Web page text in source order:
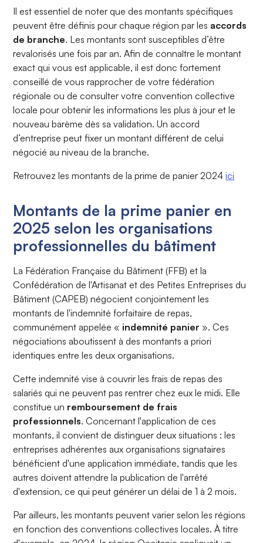
Il est essentiel de noter que des montants spécifiques
peuvent être définis pour chaque région par les accords
de branche. Les montants sont susceptibles d’être
revalorisés une fois par an. Afin de connaître le montant
exact qui vous est applicable, il est donc fortement
conseillé de vous rapprocher de votre fédération
régionale ou de consulter votre convention collective
locale pour obtenir les informations les plus à jour et le
nouveau barème dès sa validation. Un accord
d’entreprise peut fixer un montant différent de celui
négocié au niveau de la branche.
Retrouvez les montants de la prime de panier 2024ici
Montants de la prime panier en
2025 selon les organisations
professionnelles du bâtiment
La Fédération Française du Bâtiment (FFB) et la
Confédération de l'Artisanat et des Petites Entreprises du
Bâtiment (CAPEB) négocient conjointement les
montants de l'indemnité forfaitaire de repas,
communément appelée « indemnité panier ». Ces
négociations aboutissent à des montants a priori
identiques entre les deux organisations.
Cette indemnité vise à couvrir les frais de repas des
salariés qui ne peuvent pas rentrer chez eux le midi. Elle
constitue un remboursement de frais
professionnels. Concernant l'application de ces
montants, il convient de distinguer deux situations : les
entreprises adhérentes aux organisations signataires
bénéficient d'une application immédiate, tandis que les
autres doivent attendre la publication de l'arrêté
d'extension, ce qui peut générer un délai de 1 à 2 mois.
Par ailleurs, les montants peuvent varier selon les régions
en fonction des conventions collectives locales. À titre